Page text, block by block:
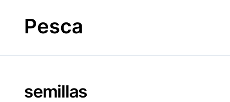
contentPesca
semillas